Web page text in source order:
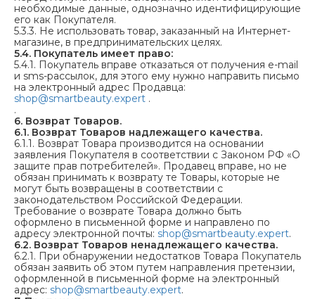
необходимые данные, однозначно идентифицирующие
его как Покупателя.
5.3.3. Не использовать товар, заказанный на Интернет-
магазине, в предпринимательских целях.
5.4. Покупатель имеет право:
5.4.1. Покупатель вправе отказаться от получения e-mail
и sms-рассылок, для этого ему нужно направить письмо
на электронный адрес Продавца:
shop@smartbeauty.expert .
.
6. Возврат Товаров.
6.1. Возврат Товаров надлежащего качества.
6.1.1. Возврат Товара производится на основании
заявления Покупателя в соответствии с Законом РФ «О
защите прав потребителей». Продавец вправе, но не
обязан принимать к возврату те Товары, которые не
могут быть возвращены в соответствии с
законодательством Российской Федерации.
Требование о возврате Товара должно быть
оформлено в письменной форме и направлено по
адресу электронной почты: shop@smartbeauty.expert.
6.2. Возврат Товаров ненадлежащего качества.
6.2.1. При обнаружении недостатков Товара Покупатель
обязан заявить об этом путем направления претензии,
оформленной в письменной форме на электронный
адрес: shop@smartbeauty.expert.